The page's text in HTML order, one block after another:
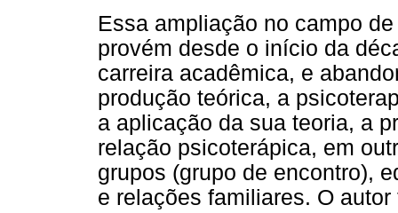
Essa ampliação no campo
provém desde o início da
carreira acadêmica, e
produção teórica, a
a aplicação da sua teoria, a
relação psicoterápica, em
grupos (grupo de encontro),
e relações familiares. O